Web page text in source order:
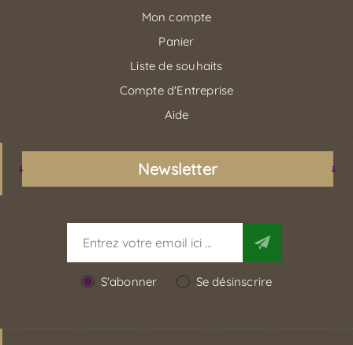
Mon compte
Panier
Liste de souhaits
Compte d'Entreprise
Aide
Newsletter
S'abonner Se désinscrire